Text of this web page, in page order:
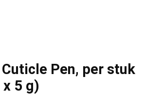
Pen, per stuk
5 g)